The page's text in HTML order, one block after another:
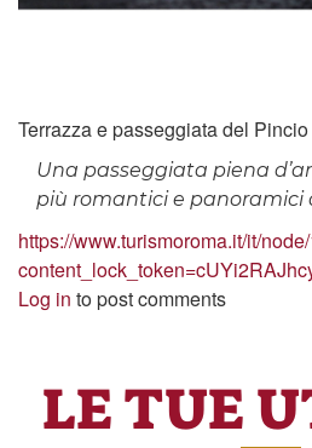
Terrazza e passeggiata del Pincio
Una passeggiata piena
più romantici e panoramici
https://www.turismoroma.it/it/
Log in to post comments
LE TUE